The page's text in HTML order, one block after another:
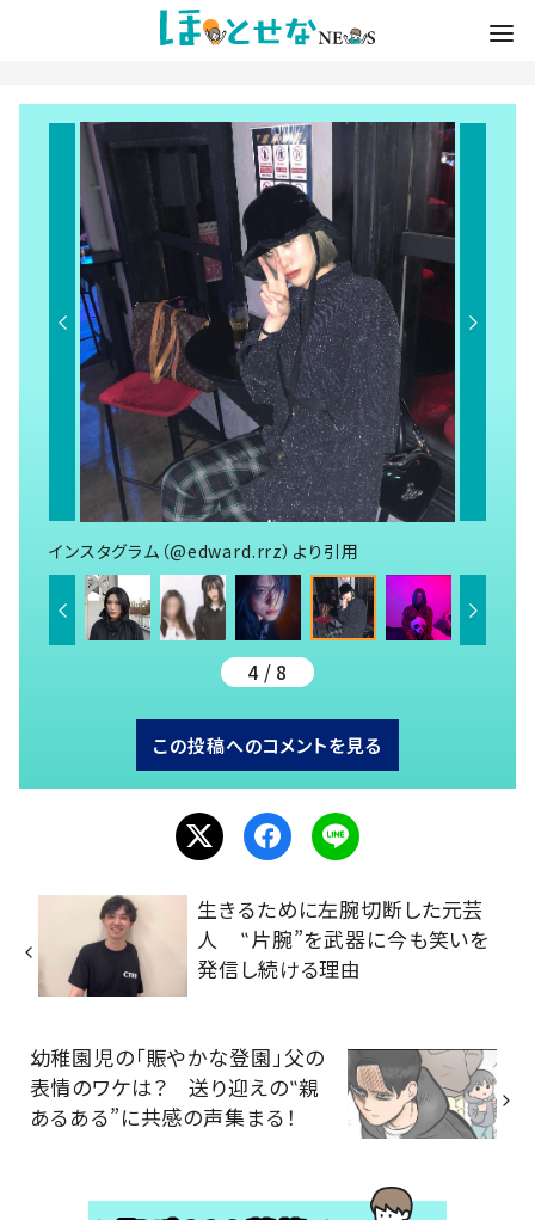
インスタグラム（@edward.rrz）より引用
4 / 8
この投稿へのコメントを見る
生きるために左腕切断した元芸
人 ‟片腕”を武器に今も笑いを
発信し続ける理由
幼稚園児の「賑やかな登園」父の
表情のワケは？ 送り迎えの‟親
あるある”に共感の声集まる！